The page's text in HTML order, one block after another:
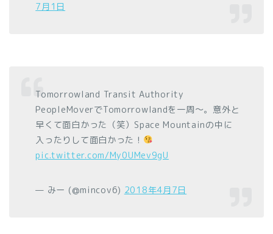
7月1日
Tomorrowland Transit Authority
PeopleMoverでTomorrowlandを一周〜。意外と
早くて面白かった（笑）Space Mountainの中に
入ったりして面白かった！
pic.twitter.com/My0UMev9gU
— みー (@mincov6) 2018年4月7日